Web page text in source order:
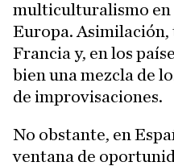
multiculturalismo en
Europa. Asimilación,
Francia y, en los
bien una mezcla de
de improvisaciones.
No obstante, en
ventana de